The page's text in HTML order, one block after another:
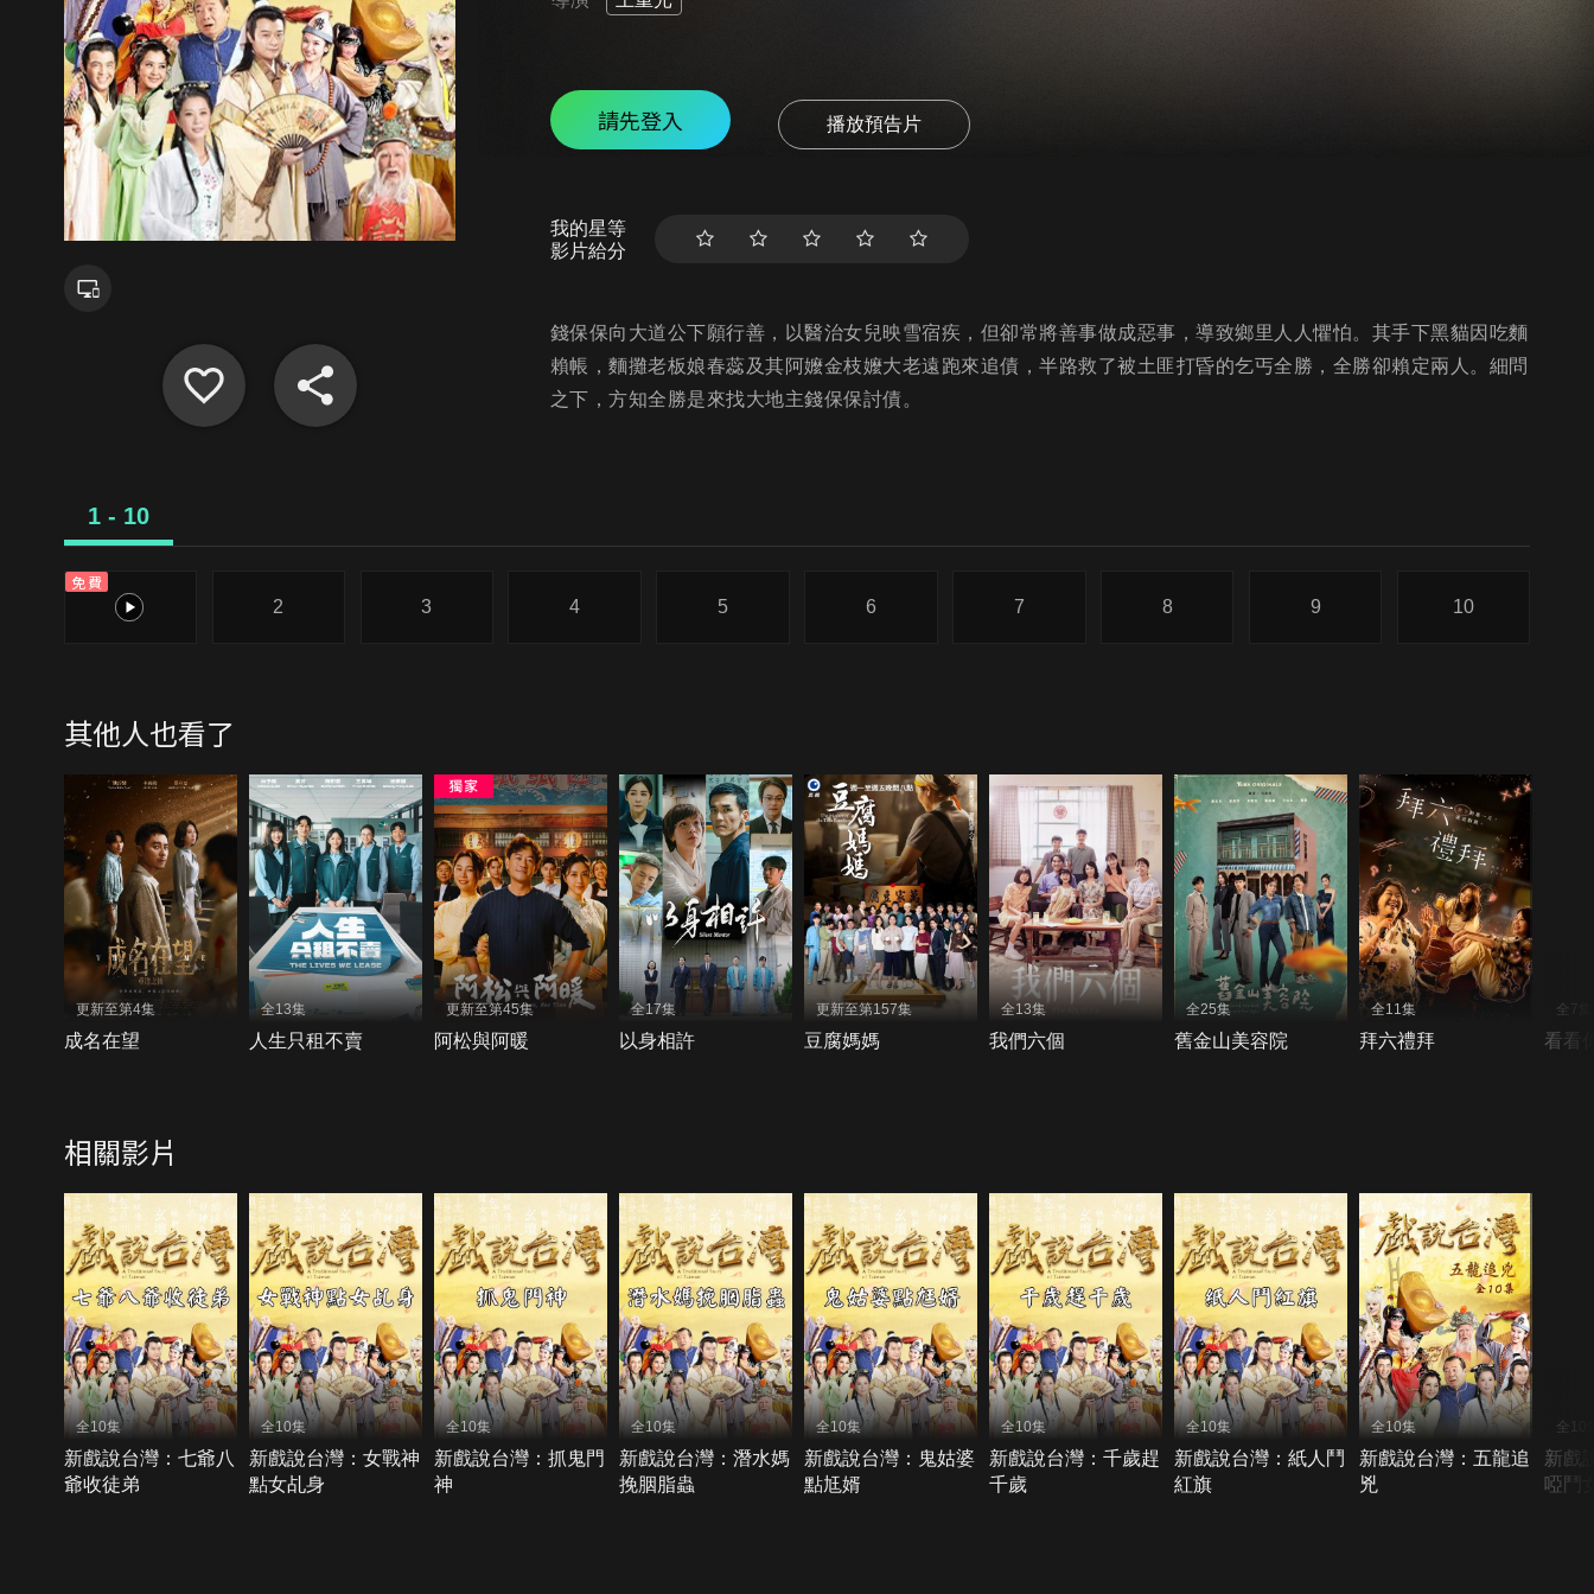
請先登入 播放預告片
我的星等
影片給分
錢保保向大道公下願行善，以醫治女兒映雪宿疾，但卻常將善事做成惡事，導致鄉里人人懼怕。其手下黑貓因吃麵
賴帳，麵攤老板娘春蕊及其阿嬤金枝嬤大老遠跑來追債，半路救了被土匪打昏的乞丐全勝，全勝卻賴定兩人。細問
之下，方知全勝是來找大地主錢保保討債。
1 - 10
免費
1
2 3 4 5 6 7 8 9 10
其他人也看了
更新至第4集
成名在望
全13集
人生只租不賣
更新至第45集
阿松與阿暖
全17集
以身相許
更新至第157集
豆腐媽媽
全13集
我們六個
全25集
舊金山美容院
全11集
拜六禮拜
全7集
看看
相關影片
全10集
新戲說台灣：七爺八
爺收徒弟
全10集
新戲說台灣：女戰神
點女乩身
全10集
新戲說台灣：抓鬼門
神
全10集
新戲說台灣：潛水媽
挽胭脂蟲
全10集
新戲說台灣：鬼姑婆
點尪婿
全10集
新戲說台灣：千歲趕
千歲
全10集
新戲說台灣：紙人鬥
紅旗
全10集
新戲說台灣：五龍追
兇
全10
新戲
啞鬥